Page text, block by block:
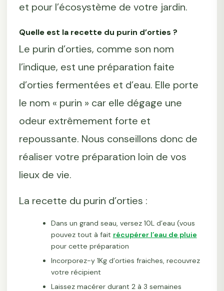
et pour l’écosystème de votre jardin.
Quelle est la recette du purin d’orties ?
Le purin d’orties, comme son nom
l’indique, est une préparation faite
d’orties fermentées et d’eau. Elle porte
le nom « purin » car elle dégage une
odeur extrêmement forte et
repoussante. Nous conseillons donc de
réaliser votre préparation loin de vos
lieux de vie.
La recette du purin d’orties :
Dans un grand seau, versez 10L d’eau (vous
pouvez tout à fait récupérer l’eau de pluie
pour cette préparation
Incorporez-y 1Kg d’orties fraiches, recouvrez
votre récipient
Laissez macérer durant 2 à 3 semaines